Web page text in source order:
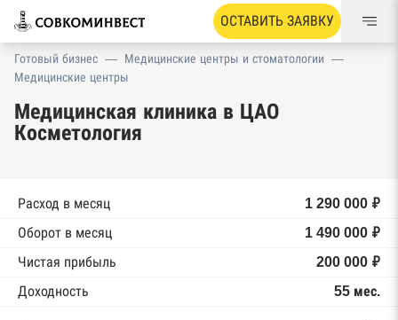
ОСТАВИТЬ ЗАЯВКУ
Готовый бизнес — Медицинские центры и стоматологии —
Медицинские центры
Медицинская клиника в ЦАО
Косметология
Расход в месяц
1 290 000 ₽
Оборот в месяц
1 490 000 ₽
Чистая прибыль
200 000 ₽
Доходность
55 мес.